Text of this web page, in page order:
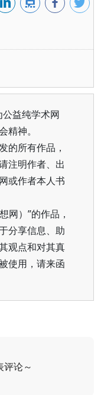
益纯学术网
精神。
的所有作品，
注明作者、出
或作者本人书
网）”的作品，
分享信息、助
观点和对其真
使用，请来函
评论～